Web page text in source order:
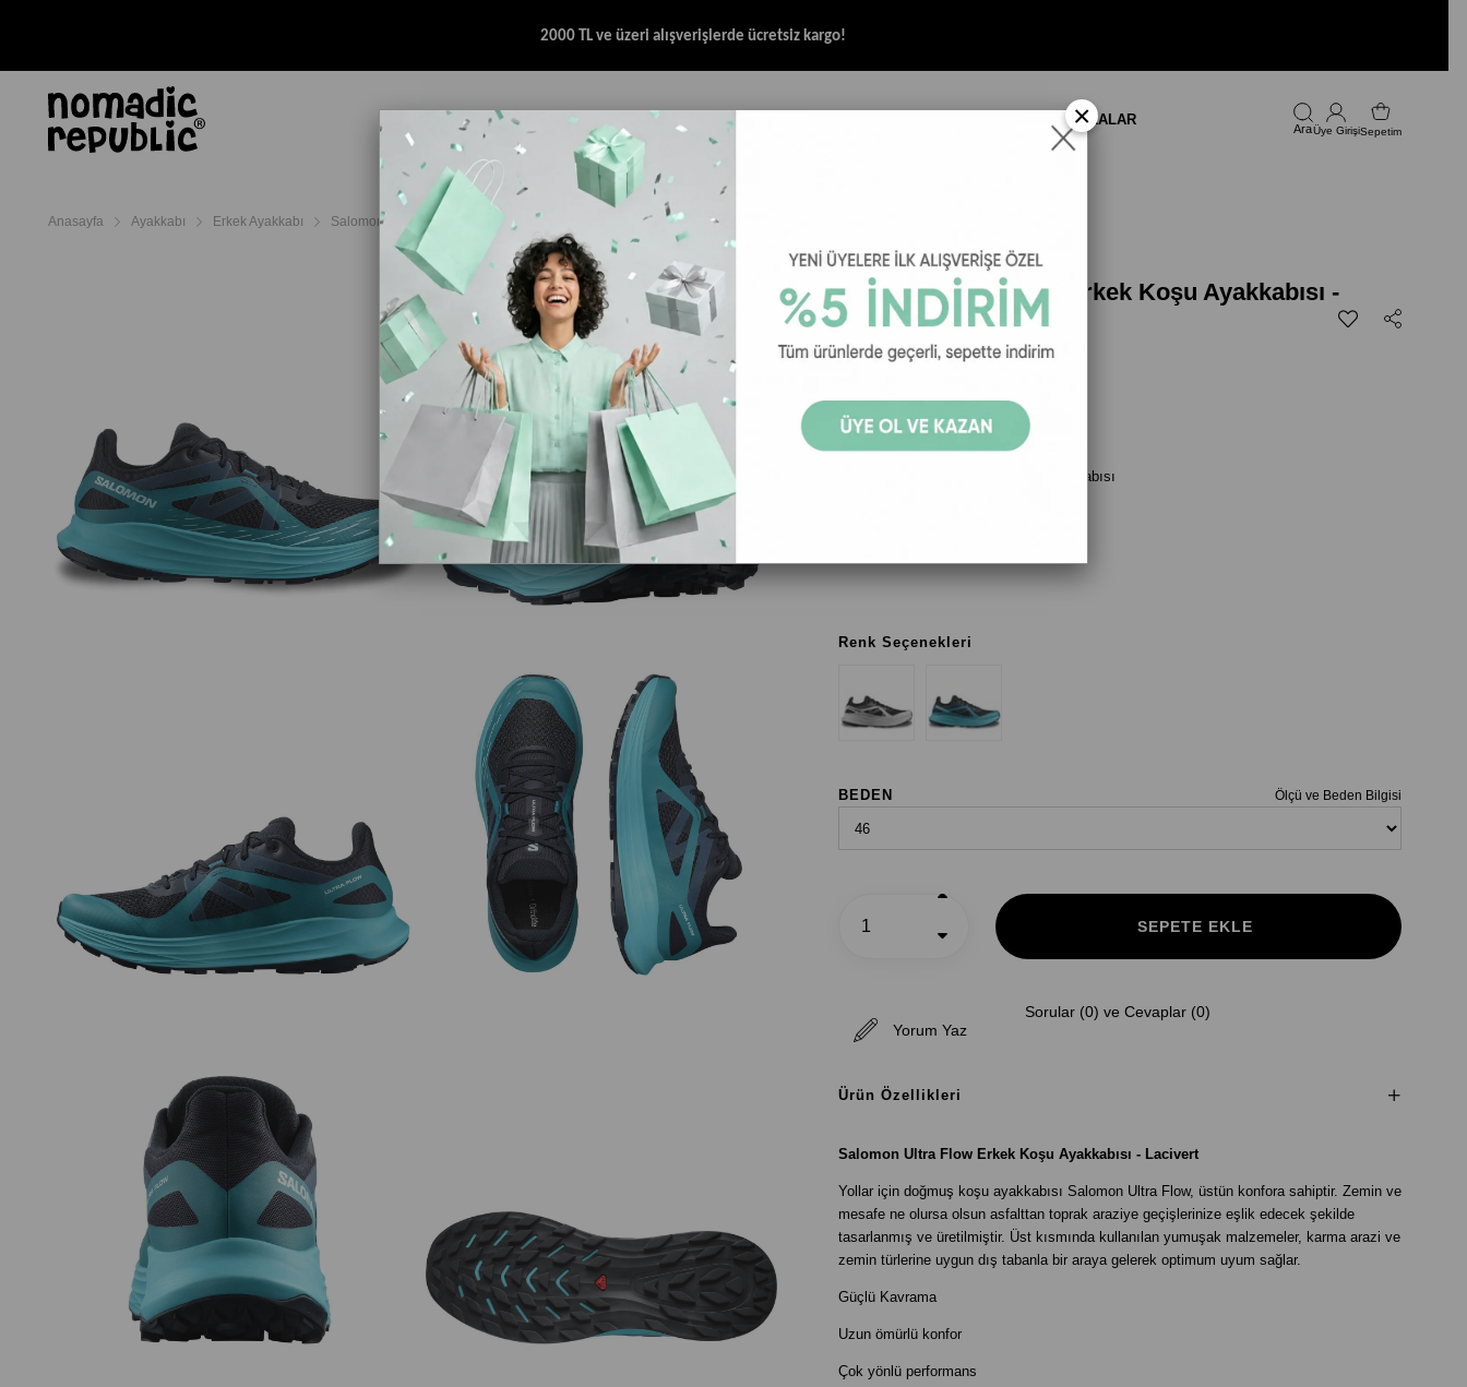
2000 TL ve üzeri alışverişlerde ücretsiz kargo!
AYAKKABI TERLİK & SANDALET AKSESUAR HALAT & İP SANDALET MARKALAR
Üye GirişiSepetim
Anasayfa Ayakkabı Erkek Ayakkabı Salomon Erkek Ayakkabı Salomon Ultra Flow Erkek Koşu Ayakkabısı - Lacivert
Salomon Ultra Flow Erkek Koşu Ayakkabısı -
Lacivert
Salomon Ultra Flow Erkek Koşu Ayakkabısı
Renk Seçenekleri
Ölçü ve Beden Bilgisi
BEDEN
Yorum Yaz
Sorular (0) ve Cevaplar (0)
Ürün Özellikleri
Salomon Ultra Flow Erkek Koşu Ayakkabısı - Lacivert
Yollar için doğmuş koşu ayakkabısı Salomon Ultra Flow, üstün konfora sahiptir. Zemin ve
mesafe ne olursa olsun asfalttan toprak araziye geçişlerinize eşlik edecek şekilde
tasarlanmış ve üretilmiştir. Üst kısmında kullanılan yumuşak malzemeler, karma arazi ve
zemin türlerine uygun dış tabanla bir araya gelerek optimum uyum sağlar.
Güçlü Kavrama
Uzun ömürlü konfor
Çok yönlü performans
×